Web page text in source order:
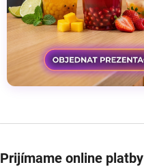
Prijímame online platby